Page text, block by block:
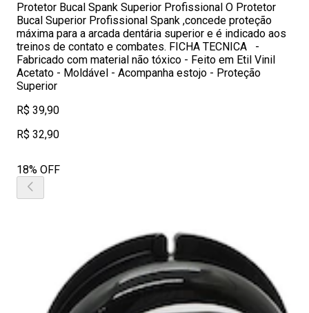
Protetor Bucal Spank Superior Profissional O Protetor
Bucal Superior Profissional Spank ,concede proteção
máxima para a arcada dentária superior e é indicado aos
treinos de contato e combates. FICHA TECNICA -
Fabricado com material não tóxico - Feito em Etil Vinil
Acetato - Moldável - Acompanha estojo - Proteção
Superior
R$ 39,90
R$ 32,90
18% OFF